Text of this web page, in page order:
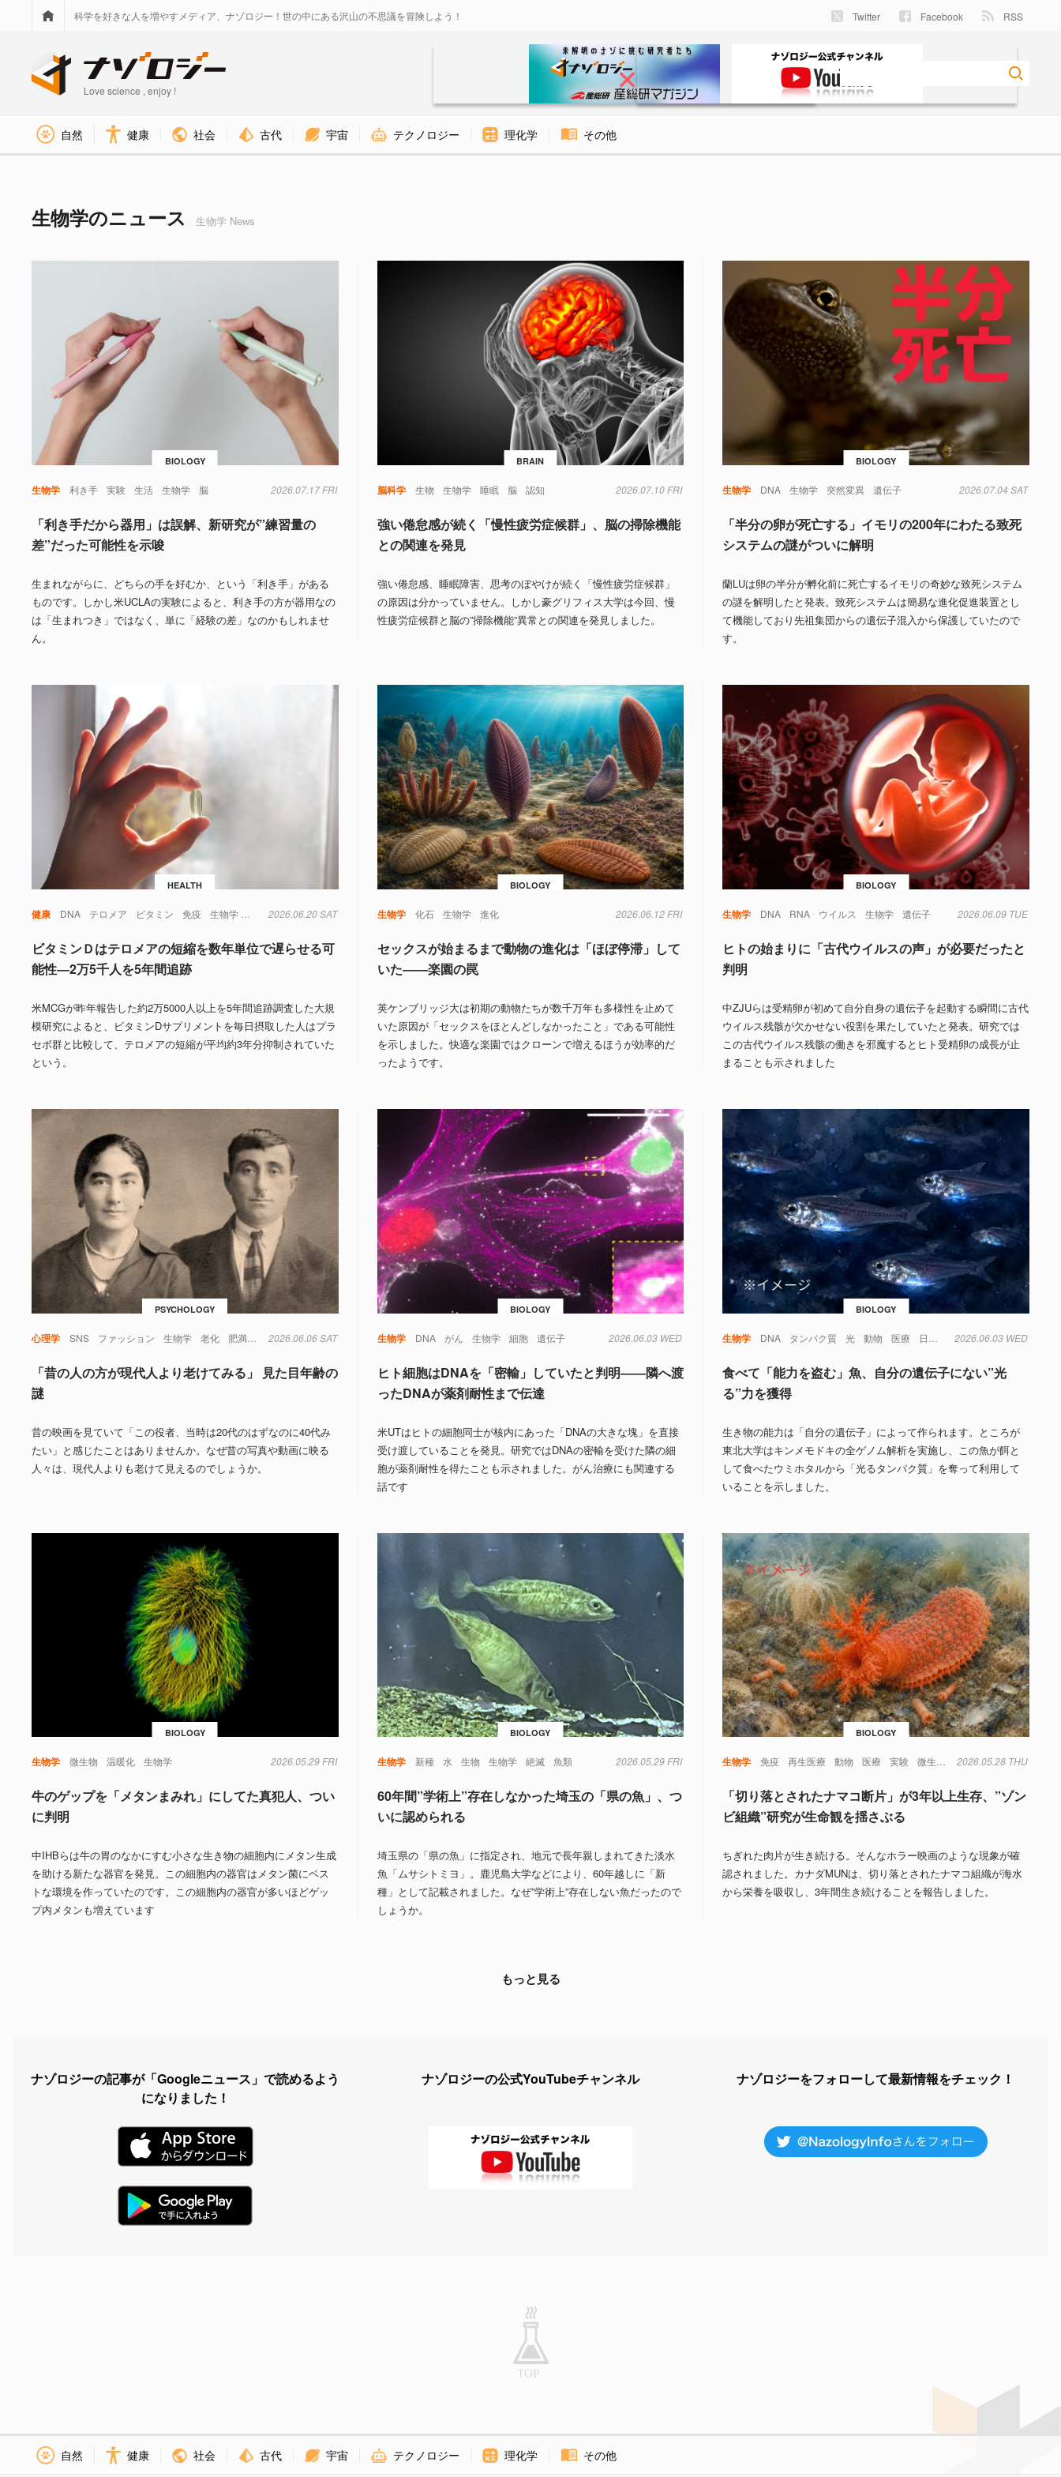
科学を好きな人を増やすメディア、ナゾロジー！世の中にある沢山の不思議を冒険しよう！ Twitter Facebook RSS
Love science , enjoy !
自然 健康 社会 古代 宇宙 テクノロジー 理化学 その他
生物学のニュース 生物学 News
BIOLOGY
生物学 利き手 実験 生活 生物学 脳 2026.07.17 FRI
「利き手だから器用」は誤解、新研究が”練習量の
差”だった可能性を示唆
生まれながらに、どちらの手を好むか、という「利き手」がある
ものです。しかし米UCLAの実験によると、利き手の方が器用なの
は「生まれつき」ではなく、単に「経験の差」なのかもしれませ
ん。
BRAIN
脳科学 生物 生物学 睡眠 脳 認知 2026.07.10 FRI
強い倦怠感が続く「慢性疲労症候群」、脳の掃除機能
との関連を発見
強い倦怠感、睡眠障害、思考のぼやけが続く「慢性疲労症候群」
の原因は分かっていません。しかし豪グリフィス大学は今回、慢
性疲労症候群と脳の”掃除機能”異常との関連を発見しました。
BIOLOGY
生物学 DNA 生物学 突然変異 遺伝子 2026.07.04 SAT
「半分の卵が死亡する」イモリの200年にわたる致死
システムの謎がついに解明
蘭LUは卵の半分が孵化前に死亡するイモリの奇妙な致死システム
の謎を解明したと発表。致死システムは簡易な進化促進装置とし
て機能しており先祖集団からの遺伝子混入から保護していたので
す。
HEALTH
健康 DNA テロメア ビタミン 免疫 生物学 老化
2026.06.20 SAT
ビタミンＤはテロメアの短縮を数年単位で遅らせる可
能性―2万5千人を5年間追跡
米MCGが昨年報告した約2万5000人以上を5年間追跡調査した大規
模研究によると、ビタミンDサプリメントを毎日摂取した人はプラ
セボ群と比較して、テロメアの短縮が平均約3年分抑制されていた
という。
BIOLOGY
生物学 化石 生物学 進化 2026.06.12 FRI
セックスが始まるまで動物の進化は「ほぼ停滞」して
いた――楽園の罠
英ケンブリッジ大は初期の動物たちが数千万年も多様性を止めて
いた原因が「セックスをほとんどしなかったこと」である可能性
を示しました。快適な楽園ではクローンで増えるほうが効率的だ
ったようです。
BIOLOGY
生物学 DNA RNA ウイルス 生物学 遺伝子 2026.06.09 TUE
ヒトの始まりに「古代ウイルスの声」が必要だったと
判明
中ZJUらは受精卵が初めて自分自身の遺伝子を起動する瞬間に古代
ウイルス残骸が欠かせない役割を果たしていたと発表。研究では
この古代ウイルス残骸の働きを邪魔するとヒト受精卵の成長が止
まることも示されました
PSYCHOLOGY
心理学 SNS ファッション 生物学 老化 肥満 錯覚2026.06.06 SAT
「昔の人の方が現代人より老けてみる」 見た目年齢の
謎
昔の映画を見ていて「この役者、当時は20代のはずなのに40代み
たい」と感じたことはありませんか。なぜ昔の写真や動画に映る
人々は、現代人よりも老けて見えるのでしょうか。
BIOLOGY
生物学 DNA がん 生物学 細胞 遺伝子 2026.06.03 WED
ヒト細胞はDNAを「密輸」していたと判明――隣へ渡
ったDNAが薬剤耐性まで伝達
米UTはヒトの細胞同士が核内にあった「DNAの大きな塊」を直接
受け渡していることを発見。研究ではDNAの密輸を受けた隣の細
胞が薬剤耐性を得たことも示されました。がん治療にも関連する
話です
BIOLOGY
生物学 DNA タンパク質 光 動物 医療 日本 水 生物 生物学
2026.06.03 WED
食べて「能力を盗む」魚、自分の遺伝子にない”光
る”力を獲得
生き物の能力は「自分の遺伝子」によって作られます。ところが
東北大学はキンメモドキの全ゲノム解析を実施し、この魚が餌と
して食べたウミホタルから「光るタンパク質」を奪って利用して
いることを示しました。
BIOLOGY
生物学 微生物 温暖化 生物学 2026.05.29 FRI
牛のゲップを「メタンまみれ」にしてた真犯人、つい
に判明
中IHBらは牛の胃のなかにすむ小さな生き物の細胞内にメタン生成
を助ける新たな器官を発見。この細胞内の器官はメタン菌にベス
トな環境を作っていたのです。この細胞内の器官が多いほどゲッ
プ内メタンも増えています
BIOLOGY
生物学 新種 水 生物 生物学 絶滅 魚類 2026.05.29 FRI
60年間”学術上”存在しなかった埼玉の「県の魚」、つ
いに認められる
埼玉県の「県の魚」に指定され、地元で長年親しまれてきた淡水
魚「ムサシトミヨ」。鹿児島大学などにより、60年越しに「新
種」として記載されました。なぜ”学術上”存在しない魚だったので
しょうか。
BIOLOGY
生物学 免疫 再生医療 動物 医療 実験 微生物 水 生物 生物学
2026.05.28 THU
「切り落とされたナマコ断片」が3年以上生存、”ゾン
ビ組織”研究が生命観を揺さぶる
ちぎれた肉片が生き続ける。そんなホラー映画のような現象が確
認されました。カナダMUNは、切り落とされたナマコ組織が海水
から栄養を吸収し、3年間生き続けることを報告しました。
もっと見る
ナゾロジーの記事が「Googleニュース」で読めるよう
になりました！
ナゾロジーの公式YouTubeチャンネル ナゾロジーをフォローして最新情報をチェック！
自然 健康 社会 古代 宇宙 テクノロジー 理化学 その他